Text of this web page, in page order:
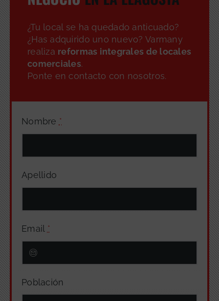
Nombre *
Apellido
Email *
Población
¿Tu local se ha quedado anticuado?
¿Has adquirido uno nuevo? Varmany
realiza reformas integrales de locales
comerciales.
Ponte en contacto con nosotros.